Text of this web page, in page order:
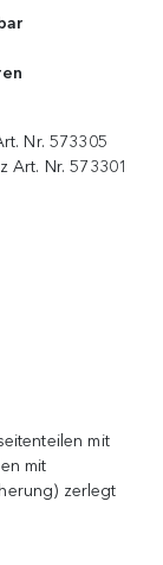
Nr. 573305
Art. Nr. 573301
mit
mit
zerlegt